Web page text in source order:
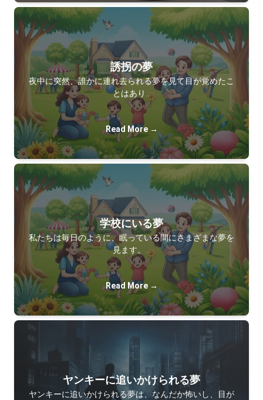
誘拐の夢
夜中に突然、誰かに連れ去られる夢を見て目が覚めたこ
とはあり…
Read More →
学校にいる夢
私たちは毎日のように、眠っている間にさまざまな夢を
見ます。…
Read More →
ヤンキーに追いかけられる夢
ヤンキーに追いかけられる夢は、なんだか怖いし、目が